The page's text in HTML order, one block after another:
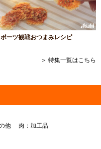
ーツ観戦おつまみレシピ
＞ 特集一覧はこちら
他 肉：加工品